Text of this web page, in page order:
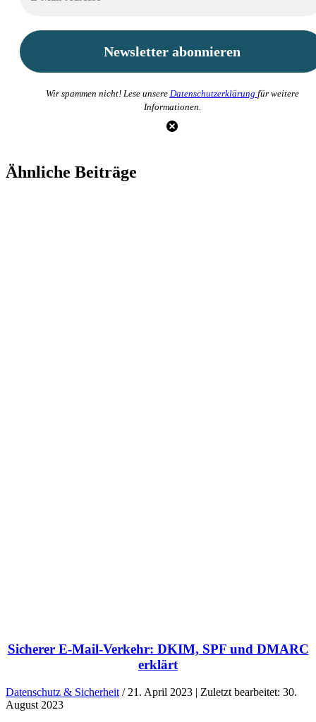
Wir spammen nicht! Lese unsere Datenschutzerklärung für weitere
Informationen.
Ähnliche Beiträge
Sicherer E-Mail-Verkehr: DKIM, SPF und DMARC
erklärt
Datenschutz & Sicherheit / 21. April 2023 | Zuletzt bearbeitet: 30.
August 2023